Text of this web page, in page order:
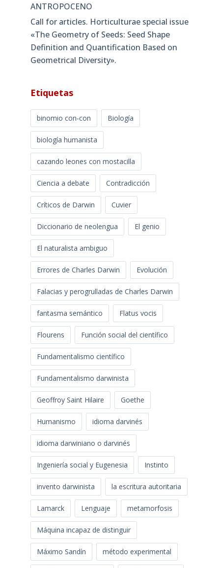
ANTROPOCENO
Call for articles. Horticulturae special issue
«The Geometry of Seeds: Seed Shape
Definition and Quantification Based on
Geometrical Diversity»​.
Etiquetas
binomio con-con Biología
biología humanista
cazando leones con mostacilla
Ciencia a debate Contradicción
Críticos de Darwin Cuvier
Diccionario de neolengua El genio
El naturalista ambiguo
Errores de Charles Darwin Evolución
Falacias y perogrulladas de Charles Darwin
fantasma semántico Flatus vocis
Flourens Función social del científico
Fundamentalismo científico
Fundamentalismo darwinista
Geoffroy Saint Hilaire Goethe
Humanismo idioma darvinés
idioma darwiniano o darvinés
Ingeniería social y Eugenesia Instinto
invento darwinista la escritura autoritaria
Lamarck Lenguaje metamorfosis
Máquina incapaz de distinguir
Máximo Sandín método experimental